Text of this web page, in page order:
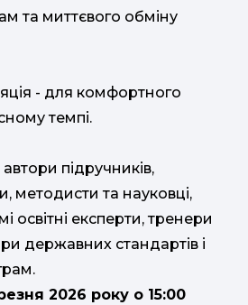
та миттєвого обміну
- для комфортного
темпі.
підручників,
методисти та науковці,
освітні експерти, тренери
державних стандартів і
2026 року о 15:00